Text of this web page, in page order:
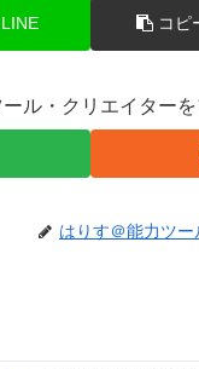
LINE コピ
ル・クリエイター
はりす＠能力ツ